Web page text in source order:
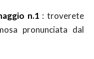
n.1 : troverete
pronunciata dal